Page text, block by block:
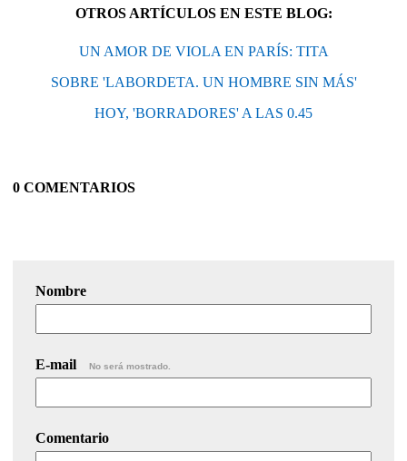
OTROS ARTÍCULOS EN ESTE BLOG:
UN AMOR DE VIOLA EN PARÍS: TITA
SOBRE 'LABORDETA. UN HOMBRE SIN MÁS'
HOY, 'BORRADORES' A LAS 0.45
0 COMENTARIOS
Nombre
E-mail No será mostrado.
Comentario